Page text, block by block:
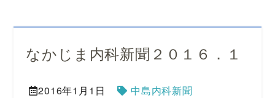
なかじま内科新聞２０１６．１
2016年1月1日
中島内科新聞